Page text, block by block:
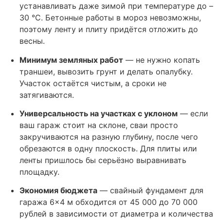
устанавливать даже зимой при температуре до –
30 °C. Бетонные работы в мороз невозможны,
поэтому ленту и плиту придётся отложить до
весны.
Минимум земляных работ — не нужно копать
траншеи, вывозить грунт и делать опалубку.
Участок остаётся чистым, а сроки не
затягиваются.
Универсальность на участках с уклоном — если
ваш гараж стоит на склоне, сваи просто
закручиваются на разную глубину, после чего
обрезаются в одну плоскость. Для плиты или
ленты пришлось бы серьёзно выравнивать
площадку.
Экономия бюджета — свайный фундамент для
гаража 6×4 м обходится от 45 000 до 70 000
рублей в зависимости от диаметра и количества